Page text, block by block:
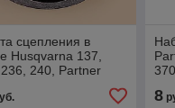
сцепления в
Husqvarna 137,
240, Partner
351, 352, 370, 390,
8